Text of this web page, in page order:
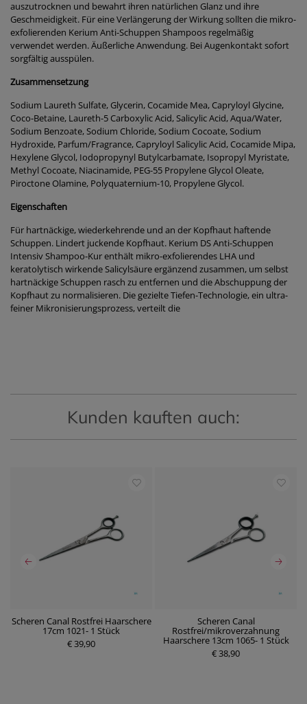
auszutrocknen und bewahrt ihren natürlichen Glanz und ihre
Geschmeidigkeit. Für eine Verlängerung der Wirkung sollten die mikro-
exfolierenden Kerium Anti-Schuppen Shampoos regelmäßig
verwendet werden. Äußerliche Anwendung. Bei Augenkontakt sofort
sorgfältig ausspülen.
Zusammensetzung
Sodium Laureth Sulfate, Glycerin, Cocamide Mea, Capryloyl Glycine,
Coco-Betaine, Laureth-5 Carboxylic Acid, Salicylic Acid, Aqua/Water,
Sodium Benzoate, Sodium Chloride, Sodium Cocoate, Sodium
Hydroxide, Parfum/Fragrance, Capryloyl Salicylic Acid, Cocamide Mipa,
Hexylene Glycol, Iodopropynyl Butylcarbamate, Isopropyl Myristate,
Methyl Cocoate, Niacinamide, PEG-55 Propylene Glycol Oleate,
Piroctone Olamine, Polyquaternium-10, Propylene Glycol.
Eigenschaften
Für hartnäckige, wiederkehrende und an der Kopfhaut haftende
Schuppen. Lindert juckende Kopfhaut. Kerium DS Anti-Schuppen
Intensiv Shampoo-Kur enthält mikro-exfolierendes LHA und
keratolytisch wirkende Salicylsäure ergänzend zusammen, um selbst
hartnäckige Schuppen rasch zu entfernen und die Abschuppung der
Kopfhaut zu normalisieren. Die gezielte Tiefen-Technologie, ein ultra-
feiner Mikronisierungsprozess, verteilt die
Kunden kauften auch:
Scheren Canal Rostfrei Haarschere
17cm 1021- 1 Stück
€ 39,90
Scheren Canal
Rostfrei/mikroverzahnung
Haarschere 13cm 1065- 1 Stück
€ 38,90
P